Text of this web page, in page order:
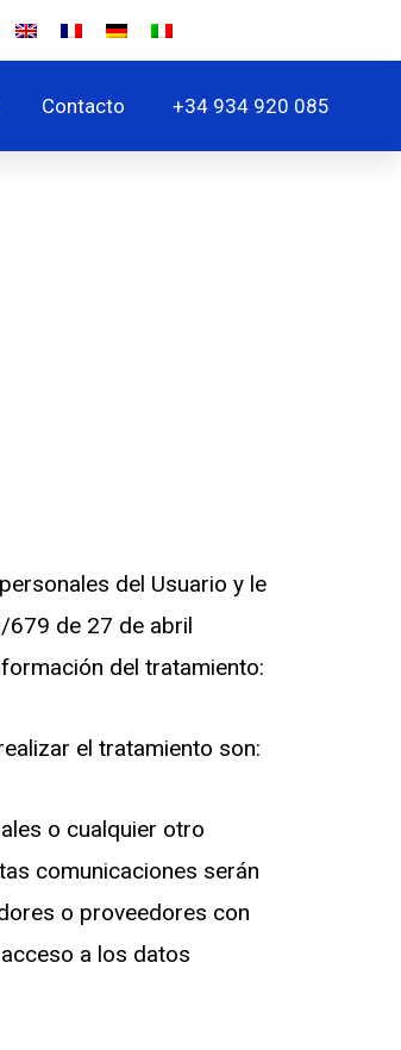
Contacto +34 934 920 085
del Usuario y le
679 de 27 de abril
del tratamiento:
el tratamiento son:
o cualquier otro
comunicaciones serán
o proveedores con
a los datos